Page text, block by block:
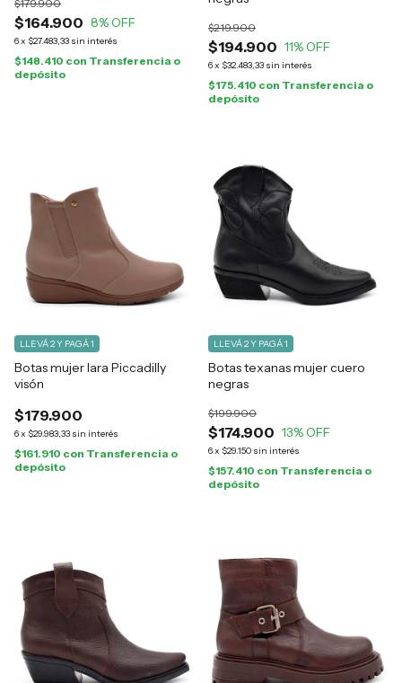
$164.900
$179.900
8% OFF
6x $27.483,33 sin interés
$148.410 con Transferencia o
depósito
$194.900
$219.900
11% OFF
6x $32.483,33 sin interés
$175.410 con Transferencia o
depósito
Botas mujer Iara Piccadilly
visón
$179.900
6x $29.983,33 sin interés
LLEVÁ 2 Y PAGÁ 1
$161.910 con Transferencia o
depósito
Botas texanas mujer cuero
negras
$174.900
$199.900
13% OFF
6x $29.150 sin interés
LLEVÁ 2 Y PAGÁ 1
$157.410 con Transferencia o
depósito